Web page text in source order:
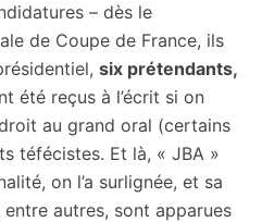
– dès le
de Coupe de France, ils
six prétendants,
été reçus à l’écrit si on
au grand oral (certains
téfécistes. Et là, « JBA »
on l’a surlignée, et sa
autres, sont apparues